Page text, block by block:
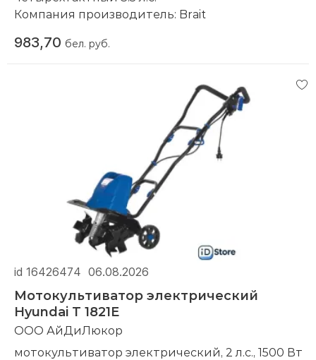
Компания производитель: Brait
983,70 бел. руб.
id 16426474 06.08.2026
Мотокультиватор электрический
Hyundai T 1821E
ООО АйДиЛюкор
мотокультиватор электрический, 2 л.с., 1500 Вт